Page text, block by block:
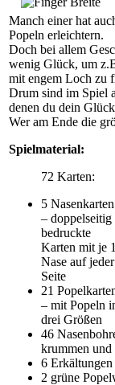
Manch einer hat
Popeln erleichtern.
Doch bei allem
wenig Glück, um
mit engem Loch zu
Drum sind im Spiel
denen du dein
Wer am Ende die
Spielmaterial:
72 Karten:
5 Nasenkarten
– doppelseitig
bedruckte
Karten mit je 1
Nase auf jeder
Seite
21
– mit Popeln
drei Größen
46
krummen und
6 Erkältungen
2 grüne